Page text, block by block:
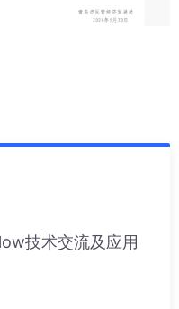
技术交流及应用